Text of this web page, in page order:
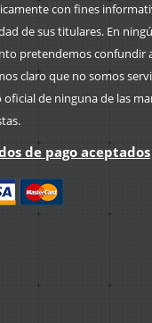
con fines
de sus titulares. En
pretendemos confundir
claro que no somos
oficial de ninguna de las
de pago aceptados